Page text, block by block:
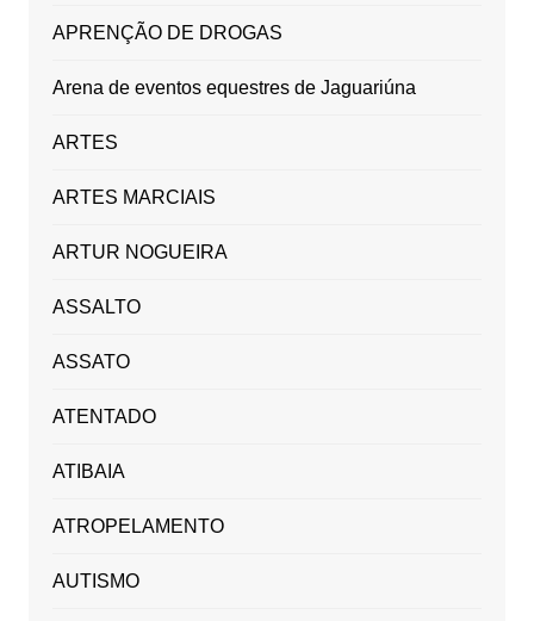
APRENÇÃO DE DROGAS
Arena de eventos equestres de Jaguariúna
ARTES
ARTES MARCIAIS
ARTUR NOGUEIRA
ASSALTO
ASSATO
ATENTADO
ATIBAIA
ATROPELAMENTO
AUTISMO